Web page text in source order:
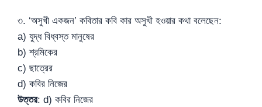
৩. ‘অসুখী একজন’ কবিতার কবি কার অসুখী হওয়ার কথা বলেছেন:
a) যুদ্ধ বিধ্বস্ত মানুষের
b) শ্রমিকের
c) ছাত্রের
d) কবির নিজের
উত্তর: d) কবির নিজের